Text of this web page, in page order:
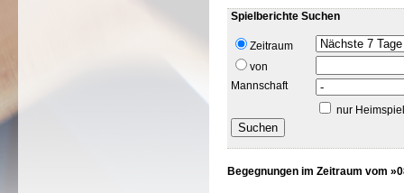
Spielberichte Suchen
Zeitraum
von
Mannschaft
nur
Begegnungen im Zeitraum vom